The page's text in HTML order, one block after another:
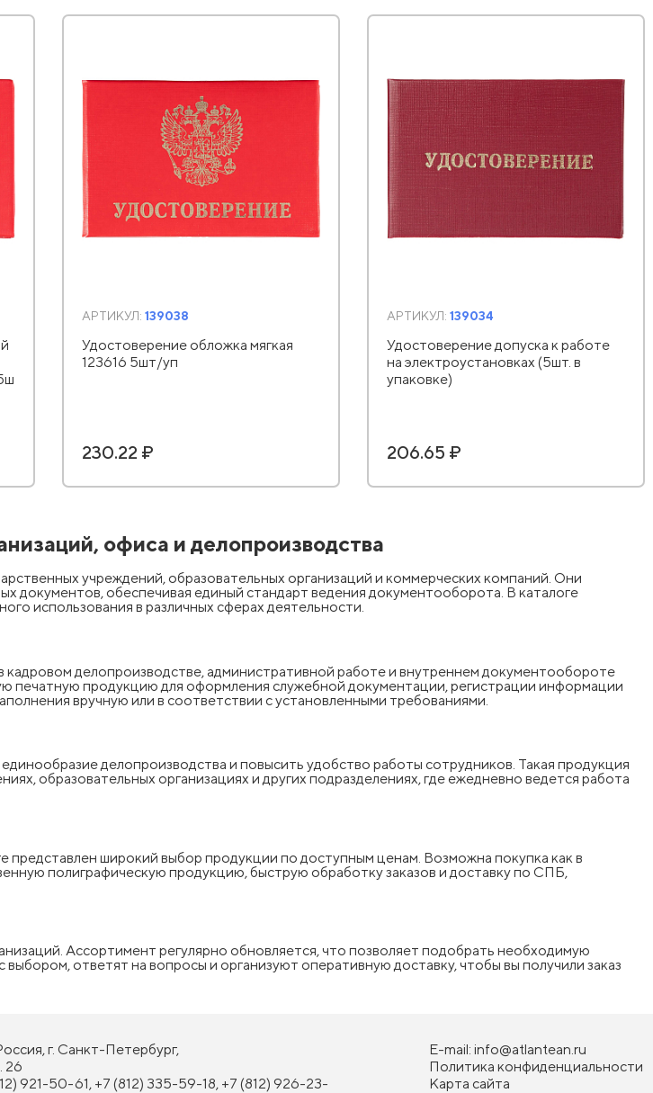
АРТИКУЛ: 139038
Удостоверение обложка мягкая
123616 5шт/уп
230.22 ₽
АРТИКУЛ: 139034
Удостоверение допуска к работе
на электроустановках (5шт. в
упаковке)
206.65 ₽
офиса и делопроизводства
учреждений, образовательных организаций и коммерческих компаний. Они
документов, обеспечивая единый стандарт ведения документооборота. В каталоге
использования в различных сферах деятельности.
делопроизводстве, административной работе и внутреннем документообороте
печатную продукцию для оформления служебной документации, регистрации информации
вручную или в соответствии с установленными требованиями.
делопроизводства и повысить удобство работы сотрудников. Такая продукция
образовательных организациях и других подразделениях, где ежедневно ведется работа
представлен широкий выбор продукции по доступным ценам. Возможна покупка как в
полиграфическую продукцию, быструю обработку заказов и доставку по СПБ,
Ассортимент регулярно обновляется, что позволяет подобрать необходимую
ответят на вопросы и организуют оперативную доставку, чтобы вы получили заказ
г. Санкт-Петербург,
26
921-50-61, +7 (812) 335-59-18, +7 (812) 926-23-
E-mail: info@atlantean.ru
Политика конфиденциальности
Карта сайта